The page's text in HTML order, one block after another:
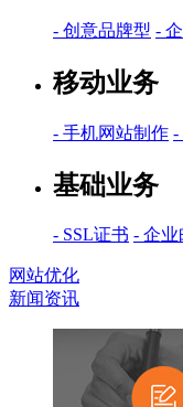
- 创意品牌型 -
移动业务
- 手机网站制作 -
基础业务
- SSL证书 - 企业
网站优化
新闻资讯